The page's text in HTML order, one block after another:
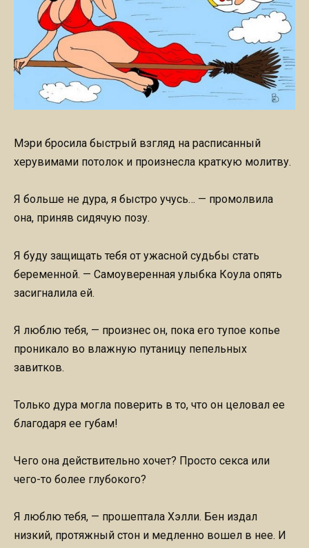
Мэри бросила быстрый взгляд на расписанный
херувимами потолок и произнесла краткую молитву.
Я больше не дура, я быстро учусь… — промолвила
она, приняв сидячую позу.
Я буду защищать тебя от ужасной судьбы стать
беременной. — Самоуверенная улыбка Коула опять
засигналила ей.
Я люблю тебя, — произнес он, пока его тупое копье
проникало во влажную путаницу пепельных
завитков.
Только дура могла поверить в то, что он целовал ее
благодаря ее губам!
Чего она действительно хочет? Просто секса или
чего-то более глубокого?
Я люблю тебя, — прошептала Хэлли. Бен издал
низкий, протяжный стон и медленно вошел в нее. И